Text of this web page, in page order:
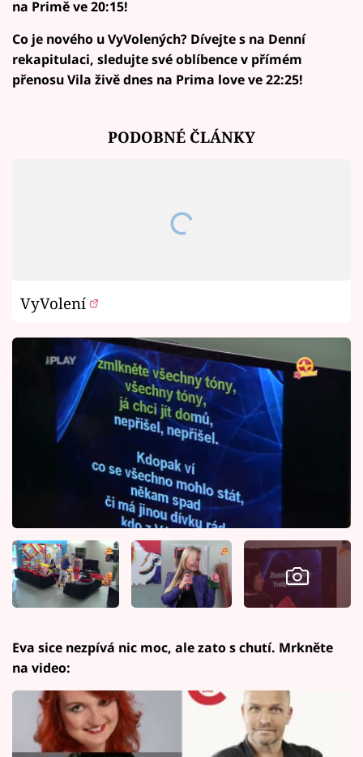
na Primě ve 20:15!
Co je nového u VyVolených? Dívejte s na Denní
rekapitulaci, sledujte své oblíbence v přímém
přenosu Vila živě dnes na Prima love ve 22:25!
PODOBNÉ ČLÁNKY
VyVolení
Eva sice nezpívá nic moc, ale zato s chutí. Mrkněte
na video: